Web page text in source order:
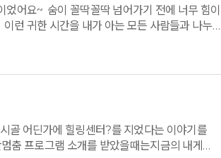
어요~ 숨이 꼴딱꼴딱 넘어가기 전에 너무 힘이
런 귀한 시간을 내가 아는 모든 사람들과 나누고
한 시간을 선물해준 옹달샘 모든 분들 너무
골 어딘가에 힐링센터?를 지었다는 이야기를
춤 프로그램 소개를 받았을때는지금의 내게